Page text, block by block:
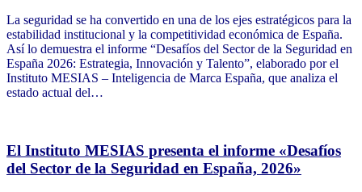
La seguridad se ha convertido en una de los ejes estratégicos para la
estabilidad institucional y la competitividad económica de España.
Así lo demuestra el informe “Desafíos del Sector de la Seguridad en
España 2026: Estrategia, Innovación y Talento”, elaborado por el
Instituto MESIAS – Inteligencia de Marca España, que analiza el
estado actual del…
El Instituto MESIAS presenta el informe «Desafíos
del Sector de la Seguridad en España, 2026»